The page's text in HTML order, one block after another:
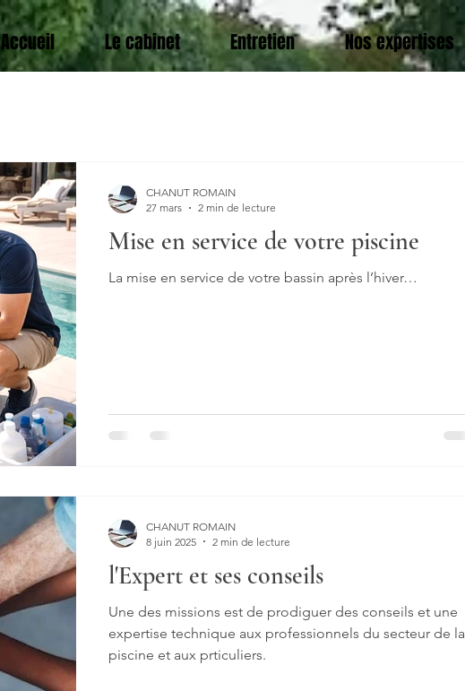
Accueil Le cabinet Entretien Nos expertises
Mise en service de votre piscine
La mise en service de votre bassin après l’hiver…
CHANUT ROMAIN
27 mars
2 min de lecture
l'Expert et ses conseils
Une des missions est de prodiguer des conseils et une
expertise technique aux professionnels du secteur de la
piscine et aux prticuliers.
CHANUT ROMAIN
8 juin 2025
2 min de lecture